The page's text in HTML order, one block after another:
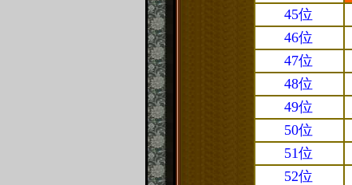
45位
46位
47位
48位
49位
50位
51位
52位